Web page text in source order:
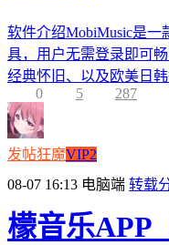
软件介绍MobiMusic是
具，用户无需登录即可
经典怀旧、以及欧美日
0
5 287
发帖狂魔VIP2
08-07 16:13 电脑端 转载
檬音乐APP